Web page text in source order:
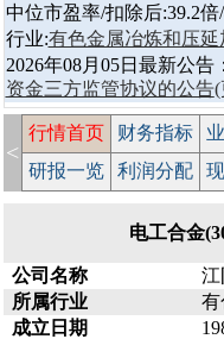
中位市盈率/扣除后:39.2倍
行业:有色金属冶炼和压延
2026年08月05日最新公告：
资金三方监管协议的公告(
<
行情首页 财务指标
研报一览
利润分配
电工合金
公司名称
江
所属行业
有
成立日期